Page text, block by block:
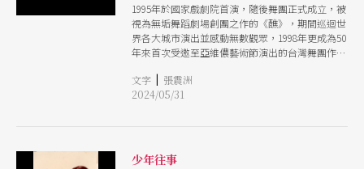
1995年於國家戲劇院首演，隨後舞團正式成立，被
視為無垢舞蹈劇場創團之作的《醮》，期間巡迴世
界各大城市演出並感動無數觀眾，1998年更成為50
年來首次受邀至亞維儂藝術節演出的台灣舞團作
融合舞蹈、南管吟唱及民間信仰等元素，並於創團
30周年之際，回到首演地點再現此作。《醮》將在
文字 | 張震洲
2024/05/31
少年往事